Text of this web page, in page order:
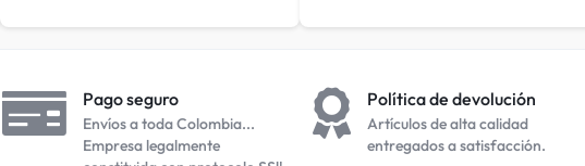
Pago seguro
Envíos a toda Colombia...
Empresa legalmente
Política de devolución
Artículos de alta calidad
entregados a satisfacción.